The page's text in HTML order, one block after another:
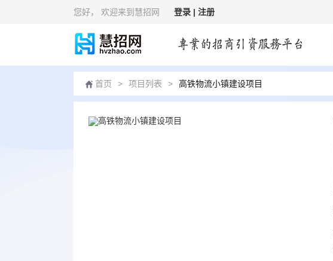
您好， 欢迎来到慧招网 登录 | 注册
首页 > 项目列表 > 高铁物流小镇建设项目